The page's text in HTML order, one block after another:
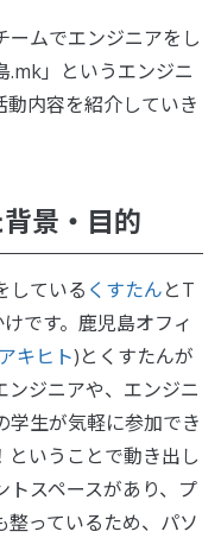
ームでエンジニアをし
.mk」というエンジニ
内容を紹介していき
景・目的
している くすたんとT
です。鹿児島オフィ
アキヒト)とくすたんが
ジニアや、エンジニ
学生が気軽に参加でき
ということで動き出し
トスペースがあり、プ
っているため、パソ